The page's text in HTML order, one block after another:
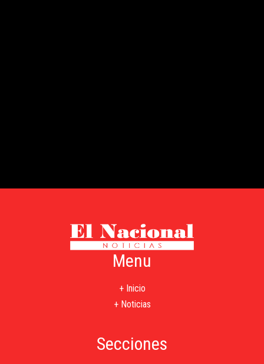
Menu
+ Inicio
+ Noticias
Secciones